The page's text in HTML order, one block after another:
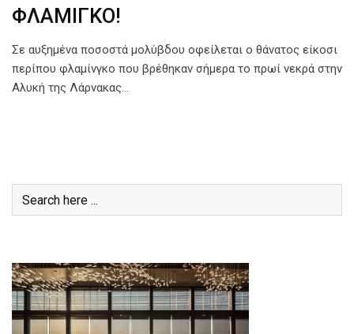
ΦΛΑΜΙΓΚΟ!
Σε αυξημένα ποσοστά μολύβδου οφείλεται ο θάνατος είκοσι
περίπου φλαμίνγκο που βρέθηκαν σήμερα το πρωί νεκρά στην
Αλυκή της Λάρνακας…